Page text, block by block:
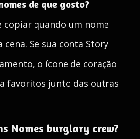
de que gosto?
copiar quando um nome
cena. Se sua conta Story
o ícone de coração
favoritos junto das outras
Nomes burglary crew?